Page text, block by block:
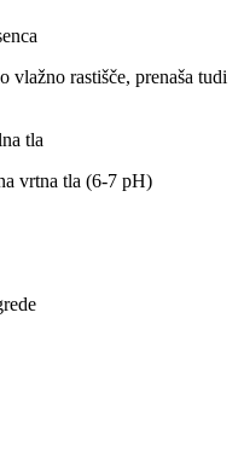
vlažno rastišče, prenaša tudi
tla
vrtna tla (6-7 pH)